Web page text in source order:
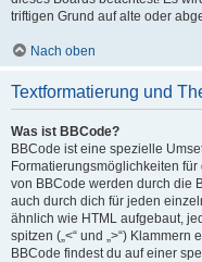
triftigen Grund auf alte oder
Nach oben
Textformatierung und
Was ist BBCode?
BBCode ist eine spezielle
Formatierungsmöglichkeiten
von BBCode werden durch die
auch durch dich für jeden
ähnlich wie HTML aufgebaut,
spitzen („<“ und „>“)
BBCode findest du auf einer